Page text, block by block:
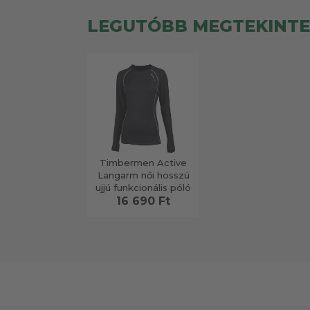
LEGUTÓBB
Timbermen Active
Langarm női hosszú
ujjú funkcionális póló
16 690 Ft